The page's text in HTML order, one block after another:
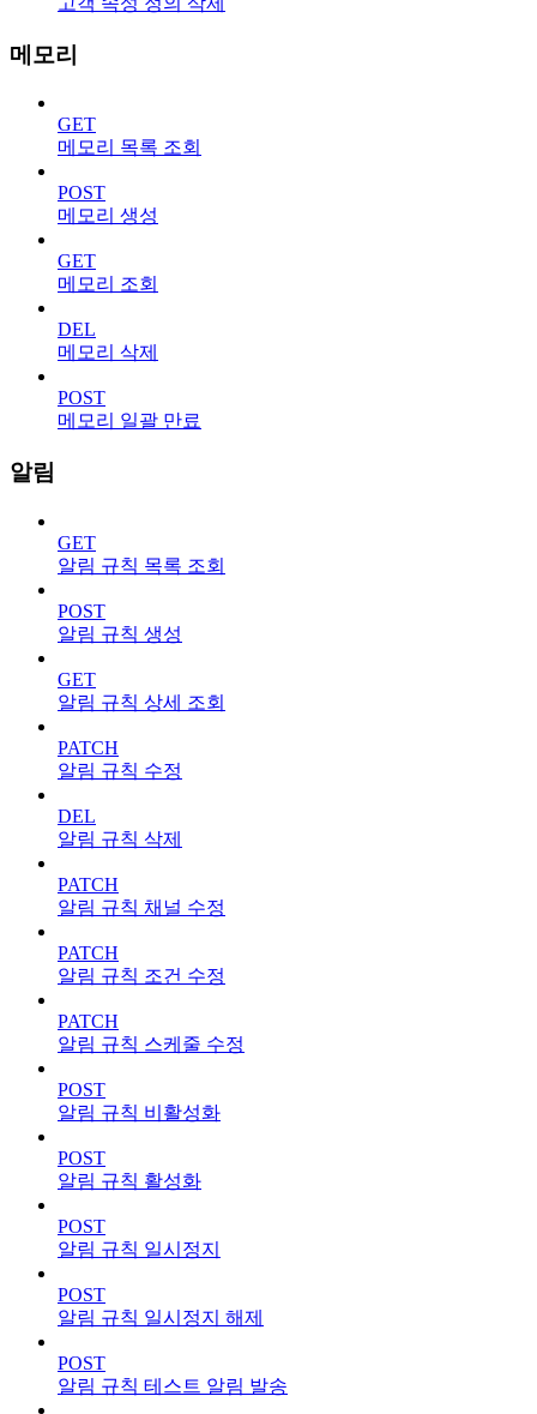
메모리
GET
메모리 목록 조회
POST
메모리 생성
GET
메모리 조회
DEL
메모리 삭제
POST
메모리 일괄 만료
알림
GET
알림 규칙 목록 조회
POST
알림 규칙 생성
GET
알림 규칙 상세 조회
PATCH
알림 규칙 수정
DEL
알림 규칙 삭제
PATCH
알림 규칙 채널 수정
PATCH
알림 규칙 조건 수정
PATCH
알림 규칙 스케줄 수정
POST
알림 규칙 비활성화
POST
알림 규칙 활성화
POST
알림 규칙 일시정지
POST
알림 규칙 일시정지 해제
POST
알림 규칙 테스트 알림 발송